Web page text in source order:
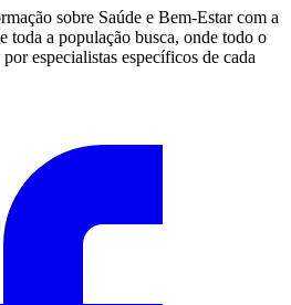
sobre Saúde e Bem-Estar com a
toda a população busca, onde todo o
especialistas específicos de cada